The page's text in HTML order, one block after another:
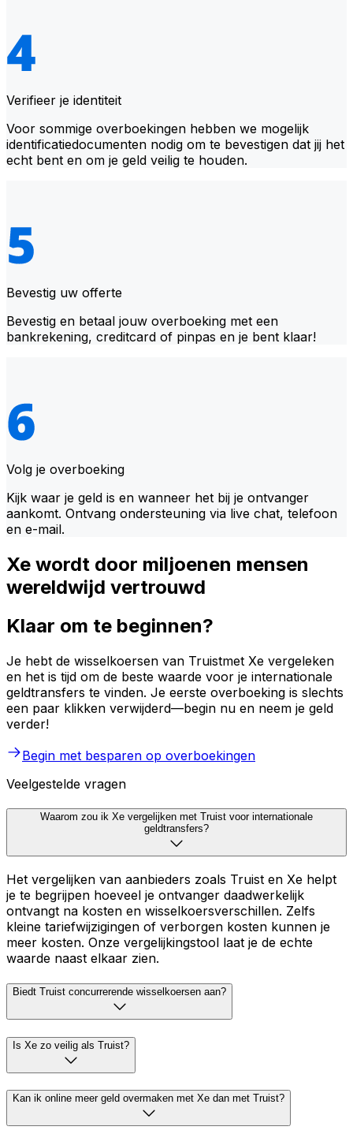
Verifieer je identiteit
Voor sommige overboekingen hebben we mogelijk
identificatiedocumenten nodig om te bevestigen dat jij het
echt bent en om je geld veilig te houden.
Bevestig uw offerte
Bevestig en betaal jouw overboeking met een
bankrekening, creditcard of pinpas en je bent klaar!
Volg je overboeking
Kijk waar je geld is en wanneer het bij je ontvanger
aankomt. Ontvang ondersteuning via live chat, telefoon
en e-mail.
Xe wordt door miljoenen mensen
wereldwijd vertrouwd
Klaar om te beginnen?
Je hebt de wisselkoersen van Truistmet Xe vergeleken
en het is tijd om de beste waarde voor je internationale
geldtransfers te vinden. Je eerste overboeking is slechts
een paar klikken verwijderd—begin nu en neem je geld
verder!
Begin met besparen op overboekingen
Veelgestelde vragen
Waarom zou ik Xe vergelijken met Truist voor internationale
geldtransfers?
Het vergelijken van aanbieders zoals Truist en Xe helpt
je te begrijpen hoeveel je ontvanger daadwerkelijk
ontvangt na kosten en wisselkoersverschillen. Zelfs
kleine tariefwijzigingen of verborgen kosten kunnen je
meer kosten. Onze vergelijkingstool laat je de echte
waarde naast elkaar zien.
Biedt Truist concurrerende wisselkoersen aan?
Is Xe zo veilig als Truist?
Kan ik online meer geld overmaken met Xe dan met Truist?